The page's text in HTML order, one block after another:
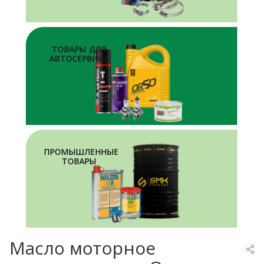
ТОВАРЫ ДЛЯ
АВТОСЕРВИСА
ПРОМЫШЛЕННЫЕ
ТОВАРЫ
Масло моторное